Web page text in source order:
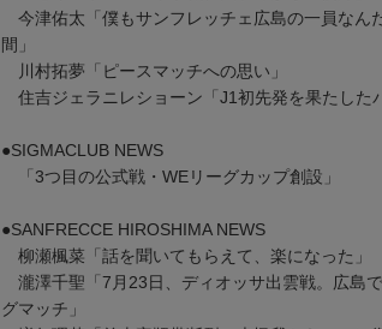
今津佑太「僕もサンフレッチェ広島の一員なん
間」
川村拓夢「ピースマッチへの思い」
住吉ジェラニレショーン「J1初先発を果たした
●SIGMACLUB NEWS
「3つ目の公式戦・WEリーグカップ創設」
●SANFRECCE HIROSHIMA NEWS
柳瀬楓菜「話を聞いてもらえて、楽になった」
瀧澤千聖「7月23日、ディオッサ出雲戦。広島
グマッチ」